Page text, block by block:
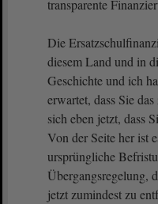
transparente
Die
diesem Land und in
Geschichte und ich
erwartet, dass Sie
sich eben jetzt, dass
Von der Seite her ist
ursprüngliche
Übergangsregelung,
jetzt zumindest zu